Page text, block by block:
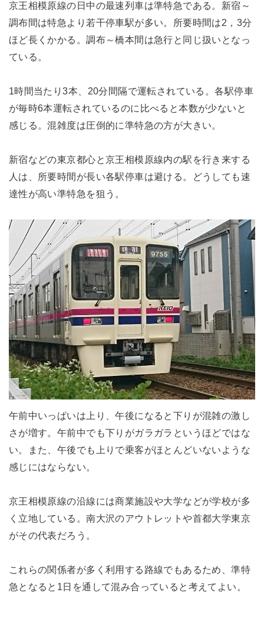
京王相模原線の日中の最速列車は準特急である。新宿～
調布間は特急より若干停車駅が多い。所要時間は2，3分
ほど長くかかる。調布～橋本間は急行と同じ扱いとなっ
ている。
1時間当たり3本、20分間隔で運転されている。各駅停車
が毎時6本運転されているのに比べると本数が少ないと
感じる。混雑度は圧倒的に準特急の方が大きい。
新宿などの東京都心と京王相模原線内の駅を行き来する
人は、所要時間が長い各駅停車は避ける。どうしても速
達性が高い準特急を狙う。
午前中いっぱいは上り、午後になると下りが混雑の激し
さが増す。午前中でも下りがガラガラというほどではな
い。また、午後でも上りで乗客がほとんどいないような
感じにはならない。
京王相模原線の沿線には商業施設や大学などが学校が多
く立地している。南大沢のアウトレットや首都大学東京
がその代表だろう。
これらの関係者が多く利用する路線でもあるため、準特
急となると1日を通して混み合っていると考えてよい。